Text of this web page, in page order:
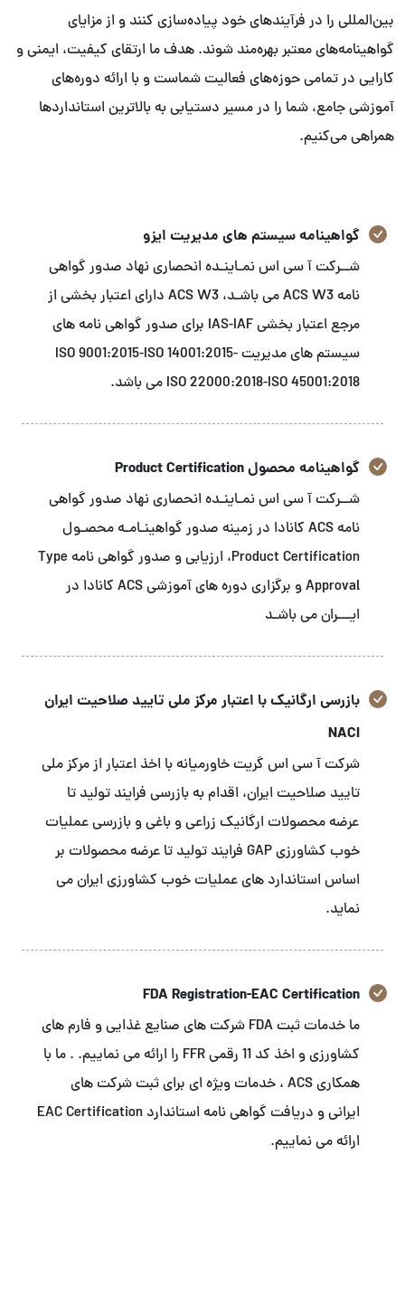
بین‌المللی را در فرآیندهای خود پیاده‌سازی کنند و از مزایای
گواهینامه‌های معتبر بهره‌مند شوند. هدف ما ارتقای کیفیت، ایمنی و
کارایی در تمامی حوزه‌های فعالیت شماست و با ارائه دوره‌های
آموزشی جامع، شما را در مسیر دستیابی به بالاترین استانداردها
همراهی می‌کنیم.
گواهینامه سیستم های مدیریت ایزو
شــرکت آ سی اس نمـاینـده انحصاری نهاد صدور گواهی
نامه ACS W3 می باشـد، ACS W3 دارای اعتبار بخشی از
مرجع اعتبار بخشی IAS-IAF برای صدور گواهی نامه های
سیستم های مدیریت ISO 9001:2015-ISO 14001:2015-
ISO 22000:2018-ISO 45001:2018 می باشد.
گواهینامه محصول Product Certification
شــرکت آ سی اس نمـاینـده انحصاری نهاد صدور گواهی
نامه ACS کانادا در زمینه صدور گواهینـامـه محصـول
Product Certification، ارزیابی و صدور گواهی نامه Type
Approval و برگزاری دوره های آموزشی ACS کانادا در
ایـــران می باشـد
بازرسی ارگانیک با اعتبار مرکز ملی تایید صلاحیت ایران
NACI
شرکت آ سی اس گریت خاورمیانه با اخذ اعتبار از مرکز ملی
تایید صلاحیت ایران، اقدام به بازرسی فرایند تولید تا
عرضه محصولات ارگانیک زراعی و باغی و بازرسی عملیات
خوب کشاورزی GAP فرایند تولید تا عرضه محصولات بر
اساس استاندارد های عملیات خوب کشاورزی ایران می
نماید.
FDA Registration-EAC Certification
ما خدمات ثبت FDA شرکت های صنایع غذایی و فارم های
کشاورزی و اخذ کد 11 رقمی FFR را ارائه می نماییم. . ما با
همکاری ACS ، خدمات ویژه ای برای ثبت شرکت های
ایرانی و دریافت گواهی نامه استاندارد EAC Certification
ارائه می نماییم.